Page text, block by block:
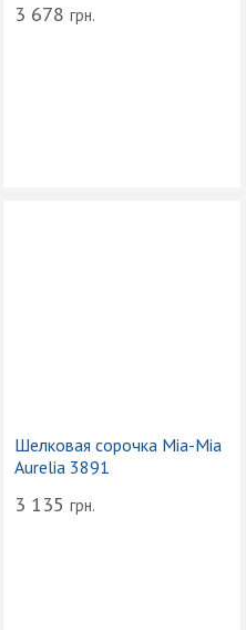
3 678 грн.
Шелковая сорочка Mia-Mia
Aurelia 3891
3 135 грн.